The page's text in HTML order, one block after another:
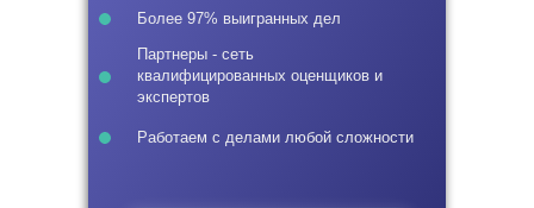
Более 97% выигранных дел
Партнеры - сеть
квалифицированных оценщиков и
экспертов
Работаем с делами любой сложности